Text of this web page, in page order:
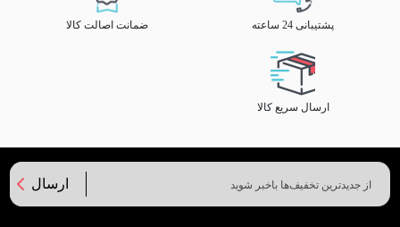
پشتیبانی 24 ساعته ضمانت اصالت کالا
ارسال سریع کالا
ارسال